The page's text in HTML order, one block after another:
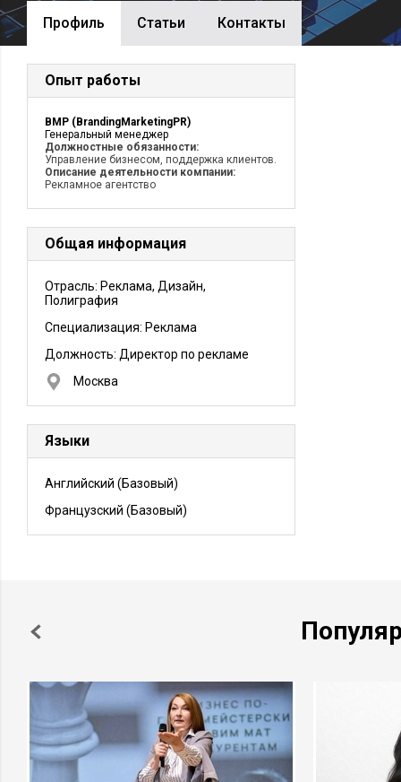
Профиль Cтатьи Контакты
Опыт работы
BMP (BrandingMarketingPR)
Генеральный менеджер
Должностные обязанности:
Управление бизнесом, поддержка клиентов.
Описание деятельности компании:
Рекламное агентство
Общая информация
Отрасль: Реклама, Дизайн,
Полиграфия
Специализация: Реклама
Должность: Директор по рекламе
Москва
Языки
Английский (Базовый)
Французский (Базовый)